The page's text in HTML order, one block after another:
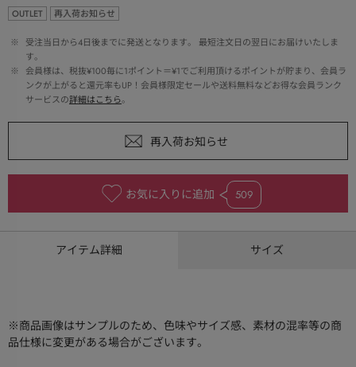
OUTLET 再入荷お知らせ
※
受注当日から4日後までに発送となります。 最短注文日の翌日にお届けいたしま
す。
※
会員様は、税抜¥100毎に1ポイント＝¥1でご利用頂けるポイントが貯まり、会員ラ
ンクが上がると還元率もUP！会員様限定セールや送料無料などお得な会員ランク
サービスの詳細はこちら。
お気に入りに追加 509
アイテム詳細 サイズ
※商品画像はサンプルのため、色味やサイズ感、素材の混率等の商
品仕様に変更がある場合がございます。